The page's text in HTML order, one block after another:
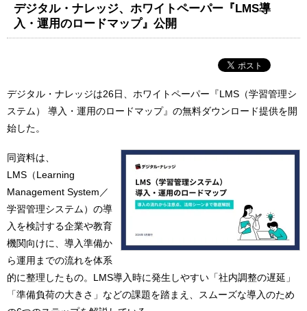
デジタル・ナレッジ、ホワイトペーパー『LMS導
入・運用のロードマップ』公開
デジタル・ナレッジは26日、ホワイトペーパー『LMS（学習管理シ
ステム） 導入・運用のロードマップ』の無料ダウンロード提供を開
始した。
同資料は、
LMS（Learning
Management System／
学習管理システム）の導
入を検討する企業や教育
機関向けに、導入準備か
ら運用までの流れを体系
的に整理したもの。LMS導入時に発生しやすい「社内調整の遅延」
「準備負荷の大きさ」などの課題を踏まえ、スムーズな導入のため